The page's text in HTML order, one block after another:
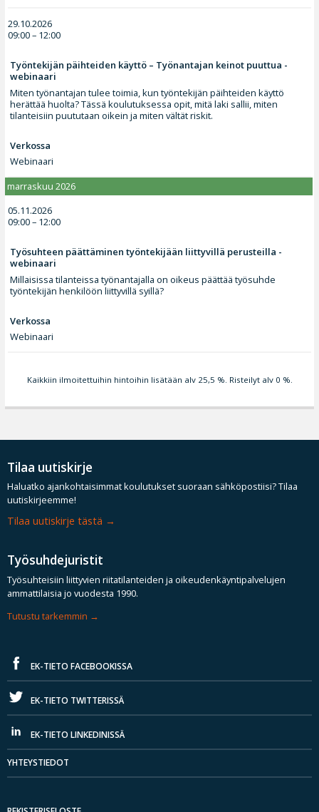
29.10.2026
09:00 – 12:00
Työntekijän päihteiden käyttö – Työnantajan keinot puuttua -
webinaari
Miten työnantajan tulee toimia, kun työntekijän päihteiden käyttö
herättää huolta? Tässä koulutuksessa opit, mitä laki sallii, miten
tilanteisiin puututaan oikein ja miten vältät riskit.
Verkossa
Webinaari
marraskuu 2026
05.11.2026
09:00 – 12:00
Työsuhteen päättäminen työntekijään liittyvillä perusteilla -
webinaari
Millaisissa tilanteissa työnantajalla on oikeus päättää työsuhde
työntekijän henkilöön liittyvillä syillä?
Verkossa
Webinaari
Kaikkiin ilmoitettuihin hintoihin lisätään alv 25,5 %. Risteilyt alv 0 %.
Tilaa uutiskirje
Haluatko ajankohtaisimmat koulutukset suoraan sähköpostiisi? Tilaa
uutiskirjeemme!
Tilaa uutiskirje tästä
Työsuhdejuristit
Työsuhteisiin liittyvien riitatilanteiden ja oikeudenkäyntipalvelujen
ammattilaisia jo vuodesta 1990.
Tutustu tarkemmin
EK-TIETO FACEBOOKISSA
EK-TIETO TWITTERISSÄ
EK-TIETO LINKEDINISSÄ
YHTEYSTIEDOT